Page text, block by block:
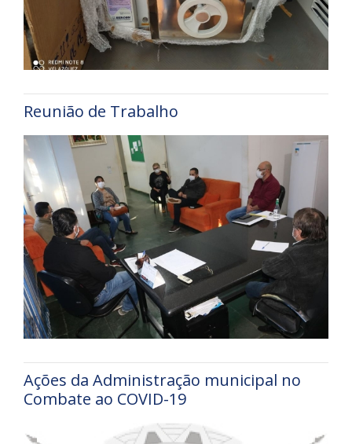
Reunião de Trabalho
Ações da Administração municipal no
Combate ao COVID-19